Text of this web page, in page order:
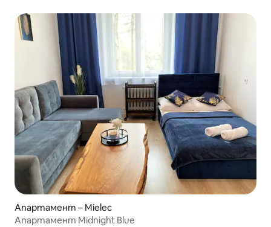
Апартамент – Mielec
Апартамент Midnight Blue